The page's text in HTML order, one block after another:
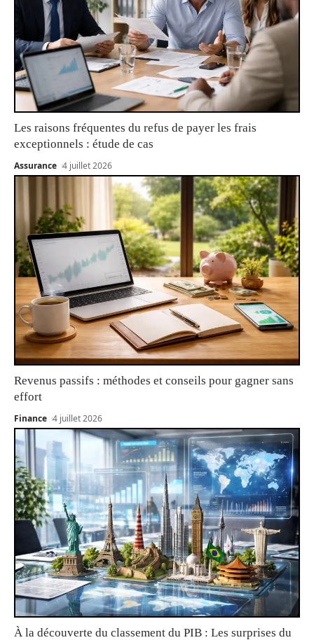
Les raisons fréquentes du refus de payer les frais
exceptionnels : étude de cas
Assurance 4 juillet 2026
Revenus passifs : méthodes et conseils pour gagner sans
effort
Finance 4 juillet 2026
À la découverte du classement du PIB : Les surprises du